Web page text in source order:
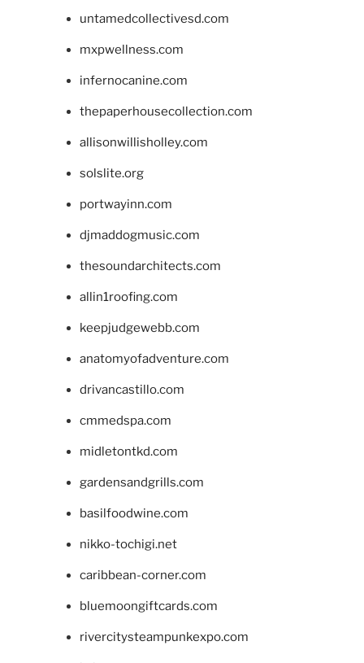
untamedcollectivesd.com
mxpwellness.com
infernocanine.com
thepaperhousecollection.com
allisonwillisholley.com
solslite.org
portwayinn.com
djmaddogmusic.com
thesoundarchitects.com
allin1roofing.com
keepjudgewebb.com
anatomyofadventure.com
drivancastillo.com
cmmedspa.com
midletontkd.com
gardensandgrills.com
basilfoodwine.com
nikko-tochigi.net
caribbean-corner.com
bluemoongiftcards.com
rivercitysteampunkexpo.com